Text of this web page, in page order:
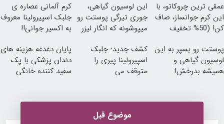
عمقی ترین چروکاتو، با
این کرم جوانساز، صاف
کن! (50% تخفیف
این لوسیون گیاهی،
جوری تیرگی پوستت رو
میپوشونه که انگار لیزر
کرم آلمانی عصاره ی
جلبک اسپیرولینا معروف
به اکسیر جوانی!!
پوستت رو بسپر به این
لوسیون گیاهی و
همیشه بدرخش!
کشف جدید: جلبک
اسپیرولینا پیری را
متوقف می
پایان دغدغه هزینه های
دندان پزشکی با پک
سفید کننده خانگی
موضوع قبل